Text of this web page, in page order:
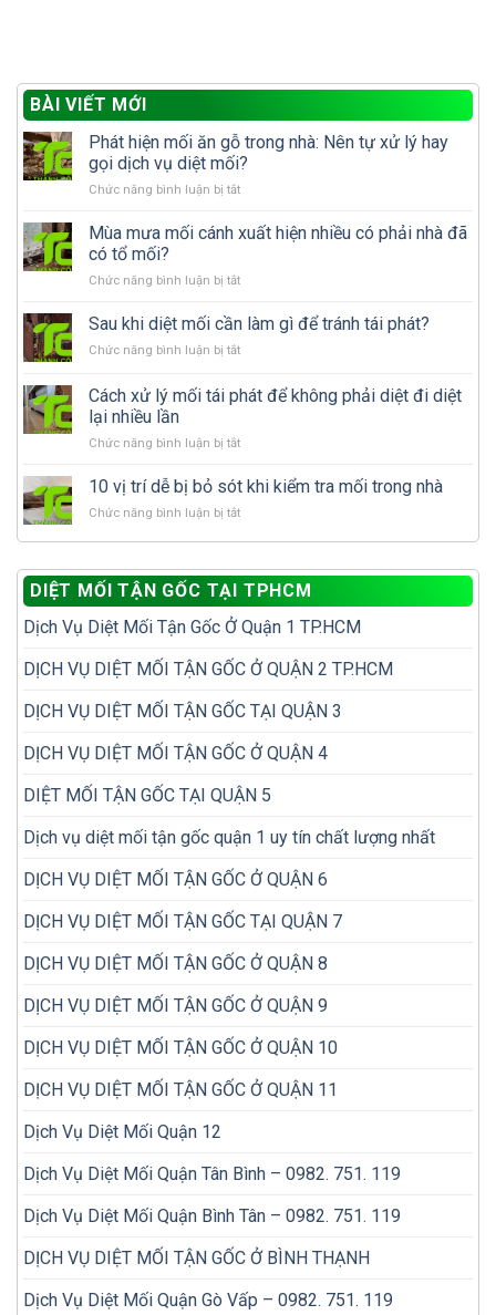
BÀI VIẾT MỚI
Phát hiện mối ăn gỗ trong nhà: Nên tự xử lý hay
gọi dịch vụ diệt mối?
Chức năng bình luận bị tắtở
hiện
gỗ
nhà:
tự
lý
diệt
mối?
Mùa mưa mối cánh xuất hiện nhiều có phải nhà đã
có tổ mối?
Chức năng bình luận bị tắtở
mưa
cánh
hiện
phải
đã
mối?
Sau khi diệt mối cần làm gì để tránh tái phát?
Chức năng bình luận bị tắtở
khi
diệt
cần
gì
tránh
Cách xử lý mối tái phát để không phải diệt đi diệt
lại nhiều lần
Chức năng bình luận bị tắtở
xử
mối
để
không
diệt
diệt
nhiều
10 vị trí dễ bị bỏ sót khi kiểm tra mối trong nhà
Chức năng bình luận bị tắtở
trí
dễ
bị
bỏ
khi
mối
nhà
DIỆT MỐI TẬN GỐC TẠI TPHCM
Dịch Vụ Diệt Mối Tận Gốc Ở Quận 1 TP.HCM
DỊCH VỤ DIỆT MỐI TẬN GỐC Ở QUẬN 2 TP.HCM
DỊCH VỤ DIỆT MỐI TẬN GỐC TẠI QUẬN 3
DỊCH VỤ DIỆT MỐI TẬN GỐC Ở QUẬN 4
DIỆT MỐI TẬN GỐC TẠI QUẬN 5
Dịch vụ diệt mối tận gốc quận 1 uy tín chất lượng nhất
DỊCH VỤ DIỆT MỐI TẬN GỐC Ở QUẬN 6
DỊCH VỤ DIỆT MỐI TẬN GỐC TẠI QUẬN 7
DỊCH VỤ DIỆT MỐI TẬN GỐC Ở QUẬN 8
DỊCH VỤ DIỆT MỐI TẬN GỐC Ở QUẬN 9
DỊCH VỤ DIỆT MỐI TẬN GỐC Ở QUẬN 10
DỊCH VỤ DIỆT MỐI TẬN GỐC Ở QUẬN 11
Dịch Vụ Diệt Mối Quận 12
Dịch Vụ Diệt Mối Quận Tân Bình – 0982. 751. 119
Dịch Vụ Diệt Mối Quận Bình Tân – 0982. 751. 119
DỊCH VỤ DIỆT MỐI TẬN GỐC Ở BÌNH THẠNH
Dịch Vụ Diệt Mối Quận Gò Vấp – 0982. 751. 119